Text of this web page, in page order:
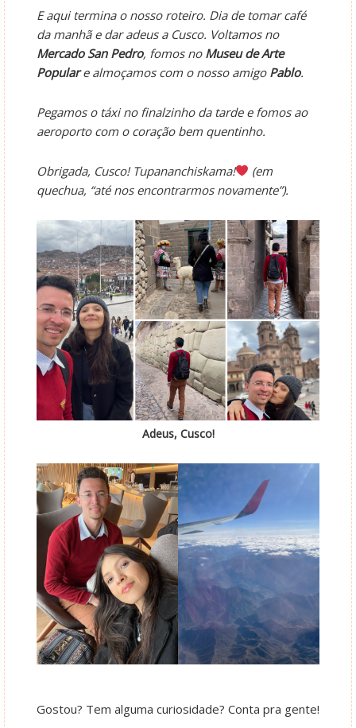
E aqui termina o nosso roteiro. Dia de tomar café
da manhã e dar adeus a Cusco. Voltamos no
Mercado San Pedro, fomos no Museu de Arte
Populare almoçamos com o nosso amigo Pablo.
Pegamos o táxi no finalzinho da tarde e fomos ao
aeroporto com o coração bem quentinho.
Obrigada, Cusco! Tupananchiskama!
(em
quechua, “até nos encontrarmos novamente”).
Adeus, Cusco!
Gostou? Tem alguma curiosidade? Conta pra gente!